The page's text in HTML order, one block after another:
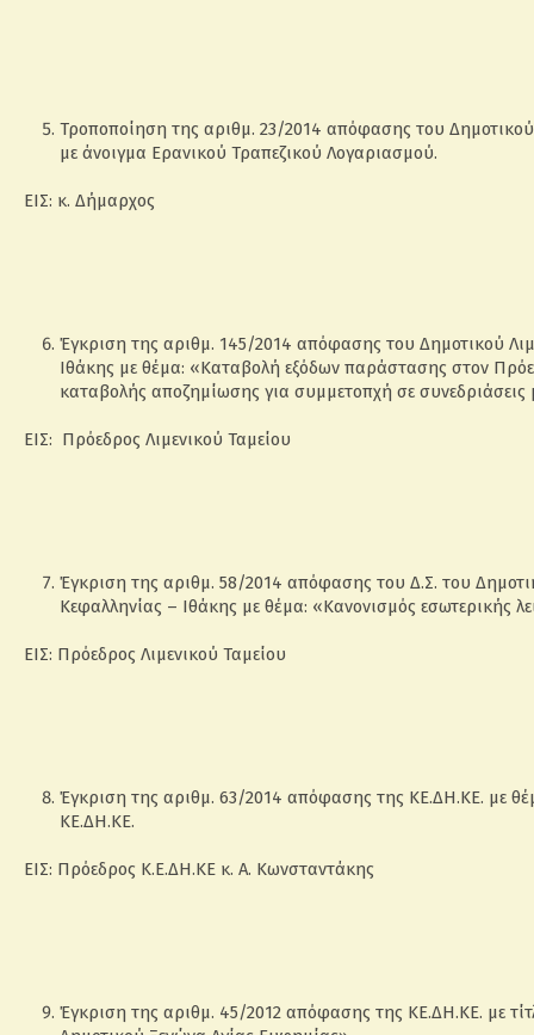
Τροποποίηση της αριθμ. 23/2014 απόφασης του
με άνοιγμα Ερανικού Τραπεζικού Λογαριασμού.
ΕΙΣ: κ. Δήμαρχος
Έγκριση της αριθμ. 145/2014 απόφασης του Δημοτικού
Ιθάκης με θέμα: «Καταβολή εξόδων παράστασης στον
καταβολής αποζημίωσης για συμμετοπχή σε
ΕΙΣ: Πρόεδρος Λιμενικού Ταμείου
Έγκριση της αριθμ. 58/2014 απόφασης του Δ.Σ. του
Κεφαλληνίας – Ιθάκης με θέμα: «Κανονισμός εσωτερικής
ΕΙΣ: Πρόεδρος Λιμενικού Ταμείου
Έγκριση της αριθμ. 63/2014 απόφασης της ΚΕ.ΔΗ.ΚΕ. με
ΚΕ.ΔΗ.ΚΕ.
ΕΙΣ: Πρόεδρος Κ.Ε.ΔΗ.ΚΕ κ. Α. Κωνσταντάκης
Έγκριση της αριθμ. 45/2012 απόφασης της ΚΕ.ΔΗ.ΚΕ. με